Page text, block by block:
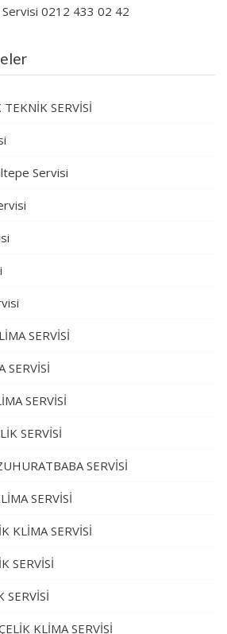
0212 433 02 42
SERVİSİ
Servisi
SERVİSİ
SERVİSİ
SERVİSİ
SERVİSİ
SERVİSİ
SERVİSİ
KLİMA SERVİSİ
SERVİSİ
SERVİSİ
KLİMA SERVİSİ